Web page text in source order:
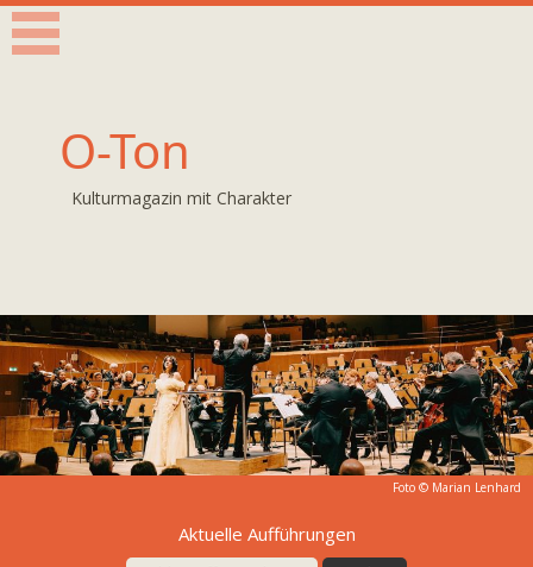
O-Ton
Kulturmagazin mit Charakter
Foto © Marian Lenhard
Aktuelle Aufführungen